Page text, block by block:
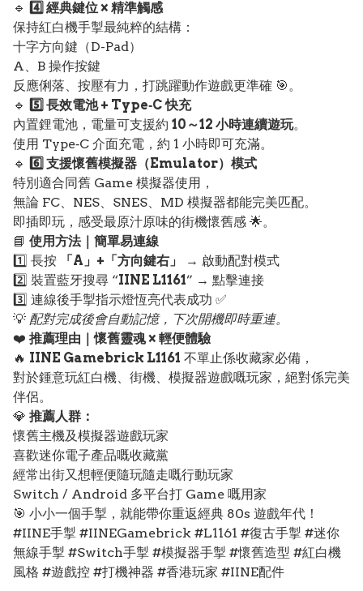
🔹
4️⃣ 經典鍵位 × 精準觸感
保持紅白機手掣最純粹的結構：
十字方向鍵（D-Pad）
A、B 操作按鍵
反應俐落、按壓有力，打跳躍動作遊戲更準確 🎯。
🔹
5️⃣ 長效電池 + Type‑C 快充
內置鋰電池，電量可支援約 10～12 小時連續遊玩。
使用 Type‑C 介面充電，約 1 小時即可充滿。
🔹
6️⃣ 支援懷舊模擬器（Emulator）模式
特別適合同舊 Game 模擬器使用，
無論 FC、NES、SNES、MD 模擬器都能完美匹配。
即插即玩，感受最原汁原味的街機懷舊感 🌟。
📘 使用方法｜簡單易連線
1️⃣ 長按
「A」+「方向鍵右」
→ 啟動配對模式
2️⃣ 裝置藍牙搜尋 “IINE L1161” → 點擊連接
3️⃣ 連線後手掣指示燈恆亮代表成功 ✅
💡 配對完成後會自動記憶，下次開機即時重連。
❤️ 推薦理由｜懷舊靈魂 × 輕便體驗
🔥 IINE Gamebrick L1161 不單止係收藏家必備，
對於鍾意玩紅白機、街機、模擬器遊戲嘅玩家，絕對係完美
伴侶。
💎 推薦人群：
懷舊主機及模擬器遊戲玩家
喜歡迷你電子產品嘅收藏黨
經常出街又想輕便隨玩隨走嘅行動玩家
Switch / Android 多平台打 Game 嘅用家
🎯 小小一個手掣，就能帶你重返經典 80s 遊戲年代！
#IINE手掣 #IINEGamebrick #L1161 #復古手掣 #迷你
無線手掣 #Switch手掣 #模擬器手掣 #懷舊造型 #紅白機
風格 #遊戲控 #打機神器 #香港玩家 #IINE配件